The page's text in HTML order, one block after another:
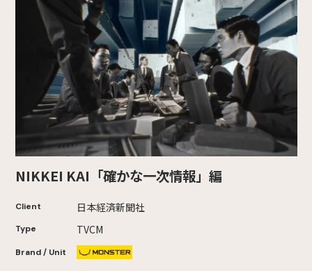
NIKKEI KAI「確かな一次情報」編
Client 日本経済新聞社
Type TVCM
Brand / Unit